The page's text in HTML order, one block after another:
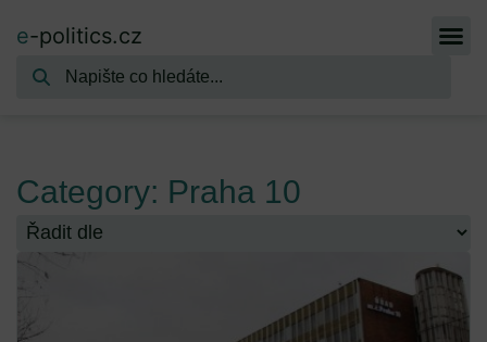
e-politics.cz
Category: Praha 10